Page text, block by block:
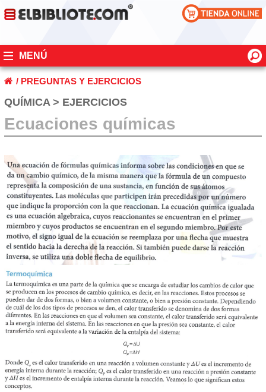
MENÚ
/ PREGUNTAS Y EJERCICIOS
QUÍMICA > EJERCICIOS
Ecuaciones químicas